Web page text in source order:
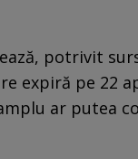
potrivit
expiră pe 22
ar putea